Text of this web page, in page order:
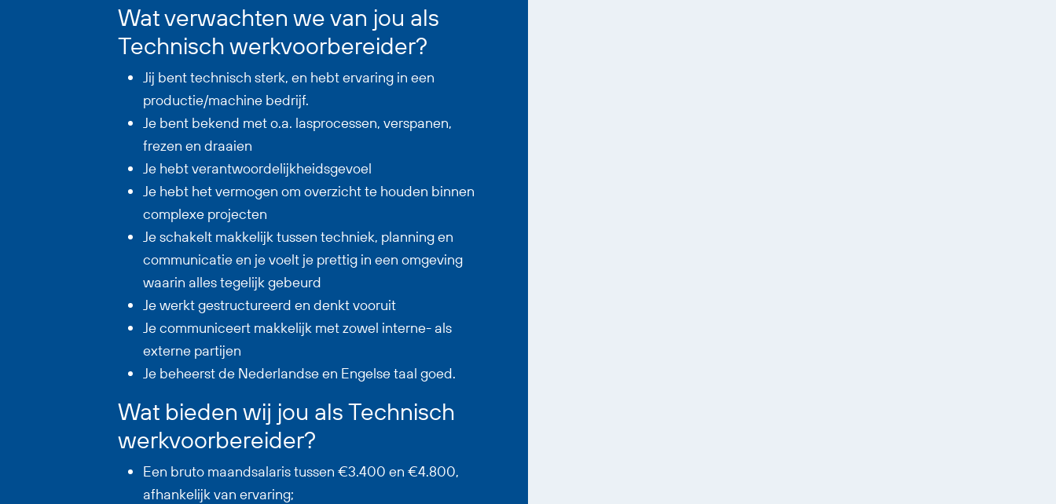
Wat verwachten we van jou als
Technisch werkvoorbereider?
Jij bent technisch sterk, en hebt ervaring in een
productie/machine bedrijf.
Je bent bekend met o.a. lasprocessen, verspanen,
frezen en draaien
Je hebt verantwoordelijkheidsgevoel
Je hebt het vermogen om overzicht te houden binnen
complexe projecten
Je schakelt makkelijk tussen techniek, planning en
communicatie en je voelt je prettig in een omgeving
waarin alles tegelijk gebeurd
Je werkt gestructureerd en denkt vooruit
Je communiceert makkelijk met zowel interne- als
externe partijen
Je beheerst de Nederlandse en Engelse taal goed.
Wat bieden wij jou als Technisch
werkvoorbereider?
Een bruto maandsalaris tussen €3.400 en €4.800,
afhankelijk van ervaring;